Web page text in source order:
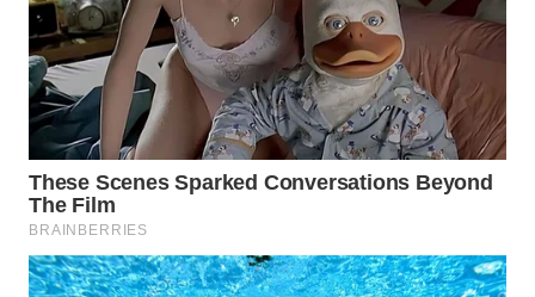
SERIBU
WN
TANGERANG
WN
BINJAI
WN
CIREBON